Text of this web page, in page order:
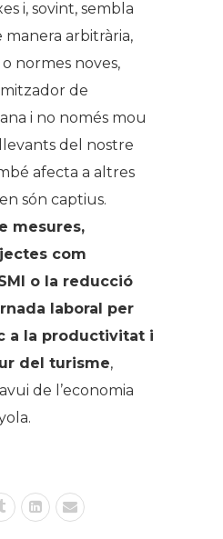
i, sovint, sembla
manera arbitrària,
normes noves,
de
i no només mou
del nostre
afecta a altres
són captius.
mesures,
com
o la reducció
laboral per
a la productivitat i
del turisme,
de l’economia